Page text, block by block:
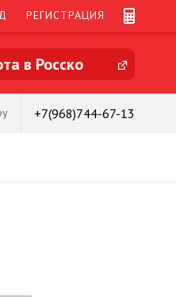
РЕГИСТРАЦИЯ
в Росско
+7(968)744-67-13